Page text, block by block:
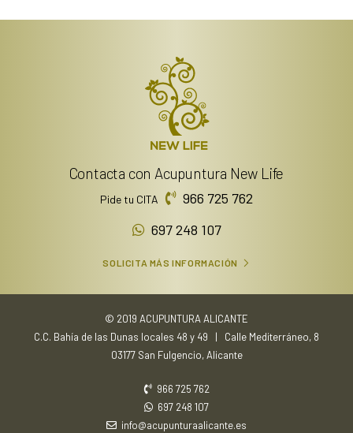
Contacta con Acupuntura New Life
Pide tu CITA
966 725 762
697 248 107
SOLICITA MÁS INFORMACIÓN
© 2019 ACUPUNTURA ALICANTE
C.C. Bahía de las Dunas locales 48 y 49 | Calle Mediterráneo, 8
03177 San Fulgencio, Alicante
966 725 762
697 248 107
info@acupunturaalicante.es